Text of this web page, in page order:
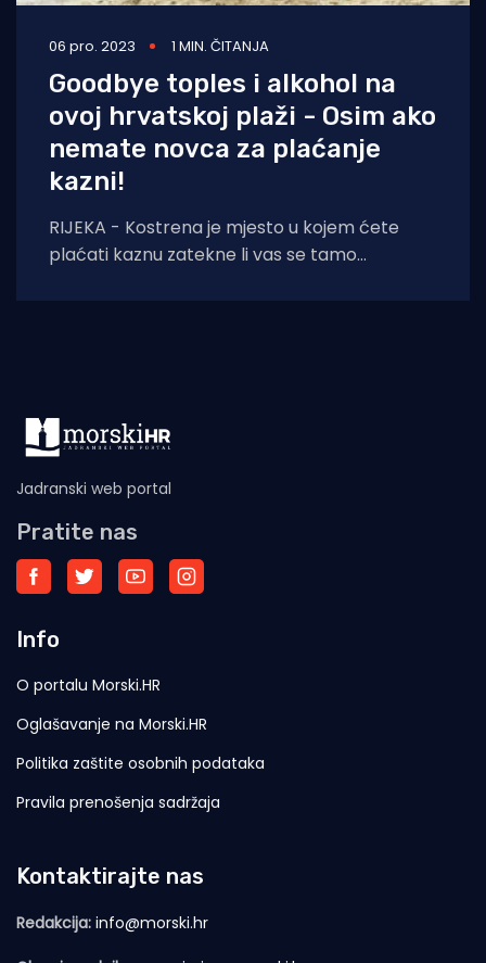
06 pro. 2023 1 MIN. ČITANJA
Goodbye toples i alkohol na
ovoj hrvatskoj plaži - Osim ako
nemate novca za plaćanje
kazni!
RIJEKA - Kostrena je mjesto u kojem ćete
plaćati kaznu zatekne li vas se tamo
Jadranski web portal
Pratite nas
Info
O portalu Morski.HR
Oglašavanje na Morski.HR
Politika zaštite osobnih podataka
Pravila prenošenja sadržaja
Kontaktirajte nas
Redakcija: info@morski.hr